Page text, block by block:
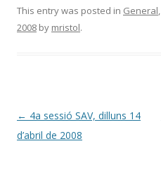
e
b
k
itt
er
m
ix
This entry was posted in General,
2008 by mristol.
Post
navigation
← 4a sessió SAV, dilluns 14
d’abril de 2008